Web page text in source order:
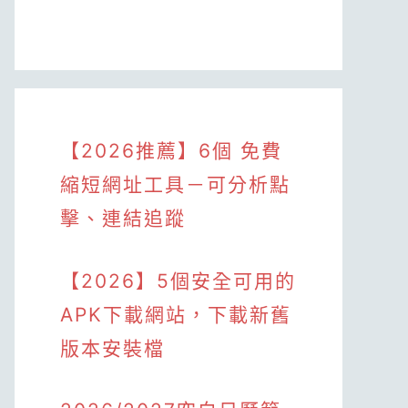
【2026推薦】6個 免費
縮短網址工具－可分析點
擊、連結追蹤
【2026】5個安全可用的
APK下載網站，下載新舊
版本安裝檔